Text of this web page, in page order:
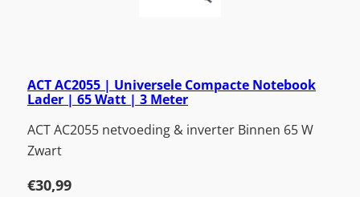
ACT AC2055 | Universele Compacte Notebook
Lader | 65 Watt | 3 Meter
ACT AC2055 netvoeding & inverter Binnen 65 W
Zwart
€30,99